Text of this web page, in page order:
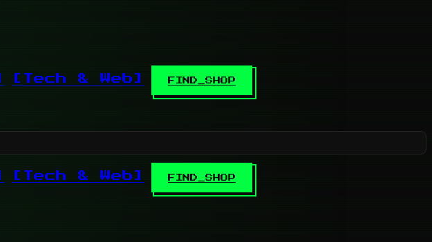
[Tech & Web] FIND_SHOP
[Tech & Web] FIND_SHOP